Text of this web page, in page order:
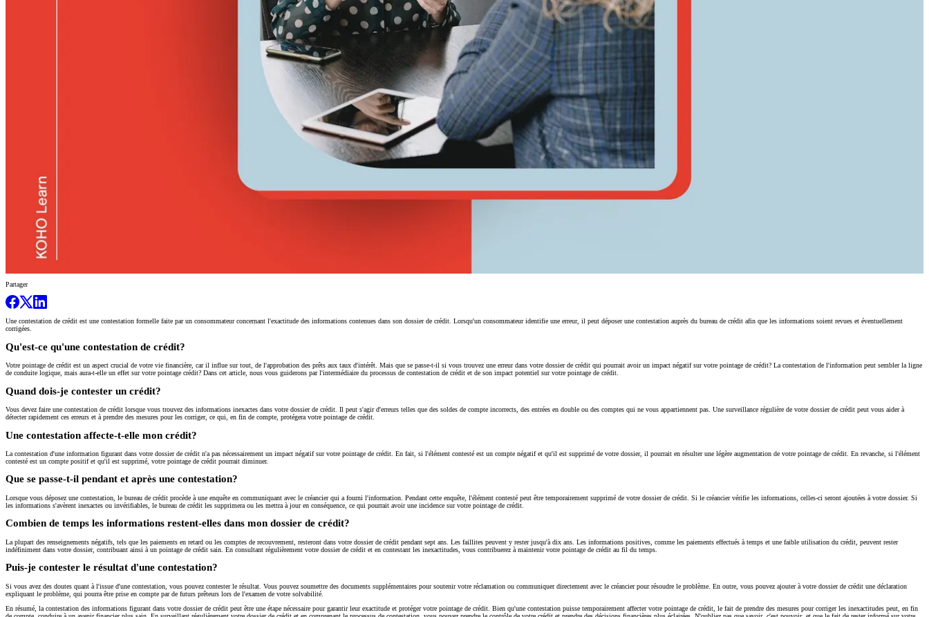
Partager
Une contestation de crédit est une contestation formelle faite par un consommateur concernant l'exactitude des informations contenues dans son dossier de crédit. Lorsqu'un consommateur identifie une erreur, il peut déposer une contestation auprès du bureau de crédit afin que les informations soient revues et éventuellement
corrigées.
Qu'est-ce qu'une contestation de crédit?
Votre pointage de crédit est un aspect crucial de votre vie financière, car il influe sur tout, de l'approbation des prêts aux taux d'intérêt. Mais que se passe-t-il si vous trouvez une erreur dans votre dossier de crédit qui pourrait avoir un impact négatif sur votre pointage de crédit? La contestation de l'information peut sembler la ligne
de conduite logique, mais aura-t-elle un effet sur votre pointage crédit? Dans cet article, nous vous guiderons par l'intermédiaire du processus de contestation de crédit et de son impact potentiel sur votre pointage de crédit.
Quand dois-je contester un crédit?
Vous devez faire une contestation de crédit lorsque vous trouvez des informations inexactes dans votre dossier de crédit. Il peut s'agir d'erreurs telles que des soldes de compte incorrects, des entrées en double ou des comptes qui ne vous appartiennent pas. Une surveillance régulière de votre dossier de crédit peut vous aider à
détecter rapidement ces erreurs et à prendre des mesures pour les corriger, ce qui, en fin de compte, protégera votre pointage de crédit.
Une contestation affecte-t-elle mon crédit?
La contestation d'une information figurant dans votre dossier de crédit n'a pas nécessairement un impact négatif sur votre pointage de crédit. En fait, si l'élément contesté est un compte négatif et qu'il est supprimé de votre dossier, il pourrait en résulter une légère augmentation de votre pointage de crédit. En revanche, si l'élément
contesté est un compte positif et qu'il est supprimé, votre pointage de crédit pourrait diminuer.
Que se passe-t-il pendant et après une contestation?
Lorsque vous déposez une contestation, le bureau de crédit procède à une enquête en communiquant avec le créancier qui a fourni l'information. Pendant cette enquête, l'élément contesté peut être temporairement supprimé de votre dossier de crédit. Si le créancier vérifie les informations, celles-ci seront ajoutées à votre dossier. Si
les informations s'avèrent inexactes ou invérifiables, le bureau de crédit les supprimera ou les mettra à jour en conséquence, ce qui pourrait avoir une incidence sur votre pointage de crédit.
Combien de temps les informations restent-elles dans mon dossier de crédit?
La plupart des renseignements négatifs, tels que les paiements en retard ou les comptes de recouvrement, resteront dans votre dossier de crédit pendant sept ans. Les faillites peuvent y rester jusqu'à dix ans. Les informations positives, comme les paiements effectués à temps et une faible utilisation du crédit, peuvent rester
indéfiniment dans votre dossier, contribuant ainsi à un pointage de crédit sain. En consultant régulièrement votre dossier de crédit et en contestant les inexactitudes, vous contribuerez à maintenir votre pointage de crédit au fil du temps.
Puis-je contester le résultat d'une contestation?
Si vous avez des doutes quant à l'issue d'une contestation, vous pouvez contester le résultat. Vous pouvez soumettre des documents supplémentaires pour soutenir votre réclamation ou communiquer directement avec le créancier pour résoudre le problème. En outre, vous pouvez ajouter à votre dossier de crédit une déclaration
expliquant le problème, qui pourra être prise en compte par de futurs prêteurs lors de l'examen de votre solvabilité.
En résumé, la contestation des informations figurant dans votre dossier de crédit peut être une étape nécessaire pour garantir leur exactitude et protéger votre pointage de crédit. Bien qu'une contestation puisse temporairement affecter votre pointage de crédit, le fait de prendre des mesures pour corriger les inexactitudes peut, en fin